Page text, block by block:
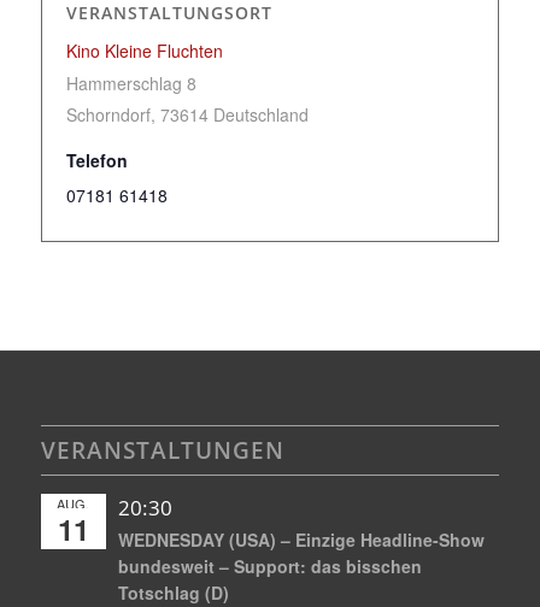
VERANSTALTUNGSORT
Kino Kleine Fluchten
Hammerschlag 8
Schorndorf, 73614 Deutschland
Telefon
07181 61418
VERANSTALTUNGEN
AUG.
11
20:30
WEDNESDAY (USA) – Einzige Headline-Show
bundesweit – Support: das bisschen
Totschlag (D)